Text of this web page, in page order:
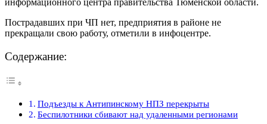
Пострадавших при ЧП нет, предприятия в районе не
прекращали свою работу, отметили в инфоцентре.
Содержание:
Подъезды к Антипинскому НПЗ перекрыты
Беспилотники сбивают над удаленными регионами